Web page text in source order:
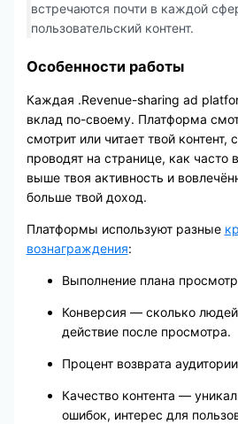
встречаются почти в каждой
пользовательский контент.
Особенности работы
Каждая .Revenue-sharing ad
вклад по-своему. Платформа
смотрит или читает твой контент,
проводят на странице, как
выше твоя активность и
больше твой доход.
Платформы используют разные
вознаграждения:
Выполнение плана
Конверсия — сколько
действие после просмотра.
Процент возврата
Качество контента —
ошибок, интерес для